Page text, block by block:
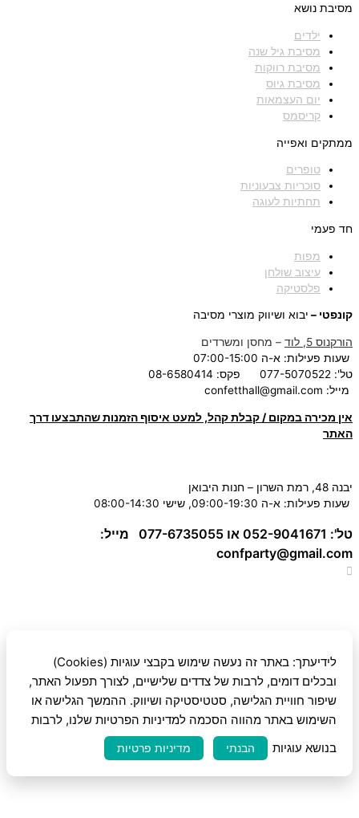
מסיבת נושא
ילדים
מסיבת גיל שנה
מסיבת רווקות
מסיבת גיוס
יום העצמאות
קריסמס
ממתקים ואפייה
טופרים
סוכריות צבעוניות
תחתיות לעוגה
חד פעמי
מפות
עיצוב שולחן
פלסטיקה
קונפטי – יבוא ושיווק מוצרי מסיבה
הורקנוס 5, לוד
– מחסן ומשרדים
שעות פעילות: א-ה 07:00-15:00
טל': 077-5070522
מייל: confetthall@gmail.com
אין מכירה במקום / קבלת קהל, למעט איסוף הזמנות שהתבצעו דרך
האתר
יבנה 48, רמת השרון – חנות היבואן
שעות פעילות: א-ה 09:00-19:30, שישי 08:00-14:30
טל': 052-9041671 או 077-6735055
מייל:
confparty@gmail.com
לידיעתך: באתר זה נעשה שימוש בקבצי עוגיות (Cookies)
ובכלים דומים, לרבות של צדדים שלישיים, לצורך תפעול האתר,
שיפור חוויית הגלישה, סטטיסטיקה ושיווק. ההמשך הגלישה או
השימוש באתר מהווה הסכמה למדיניות הפרטיות שלנו, לרבות
בנושא עוגיות
הבנתי מדיניות פרטיות